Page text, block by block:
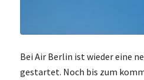
Bei Air Berlin ist wieder eine
gestartet. Noch bis zum